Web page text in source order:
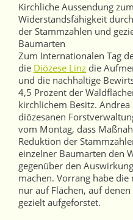
Kirchliche Aussendung
Widerstandsfähigkeit
der Stammzahlen und
Baumarten
Zum Internationalen Tag
die Diözese Linz die
und die nachhaltige
4,5 Prozent der
kirchlichem Besitz.
diözesanen
vom Montag, dass
Reduktion der
einzelner Baumarten den
gegenüber den
machen. Vorrang habe
nur auf Flächen, auf
gezielt aufgeforstet.